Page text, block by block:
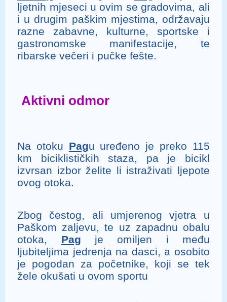
ljetnih mjeseci u ovim se gradovima, ali
i u drugim paškim mjestima, održavaju
razne zabavne, kulturne, sportske i
gastronomske manifestacije, te
ribarske večeri i pučke fešte.
Aktivni odmor
Na otoku Pagu uređeno je preko 115
km biciklističkih staza, pa je bicikl
izvrsan izbor želite li istraživati ljepote
ovog otoka.
Zbog čestog, ali umjerenog vjetra u
Paškom zaljevu, te uz zapadnu obalu
otoka, Pag je omiljen i među
ljubiteljima jedrenja na dasci, a osobito
je pogodan za početnike, koji se tek
žele okušati u ovom sportu